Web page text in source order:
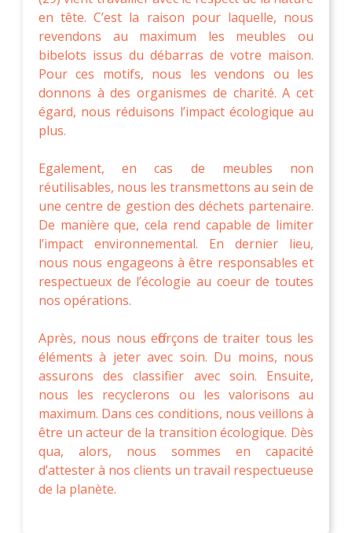
en tête. C’est la raison pour laquelle, nous
revendons au maximum les meubles ou
bibelots issus du débarras de votre maison.
Pour ces motifs, nous les vendons ou les
donnons à des organismes de charité. A cet
égard, nous réduisons l’impact écologique au
plus.
Egalement, en cas de meubles non
réutilisables, nous les transmettons au sein de
une centre de gestion des déchets partenaire.
De manière que, cela rend capable de limiter
l’impact environnemental. En dernier lieu,
nous nous engageons à être responsables et
respectueux de l’écologie au coeur de toutes
nos opérations.
Après, nous nous efforçons de traiter tous les
éléments à jeter avec soin. Du moins, nous
assurons des classifier avec soin. Ensuite,
nous les recyclerons ou les valorisons au
maximum. Dans ces conditions, nous veillons à
être un acteur de la transition écologique. Dès
qua, alors, nous sommes en capacité
d’attester à nos clients un travail respectueuse
de la planète.